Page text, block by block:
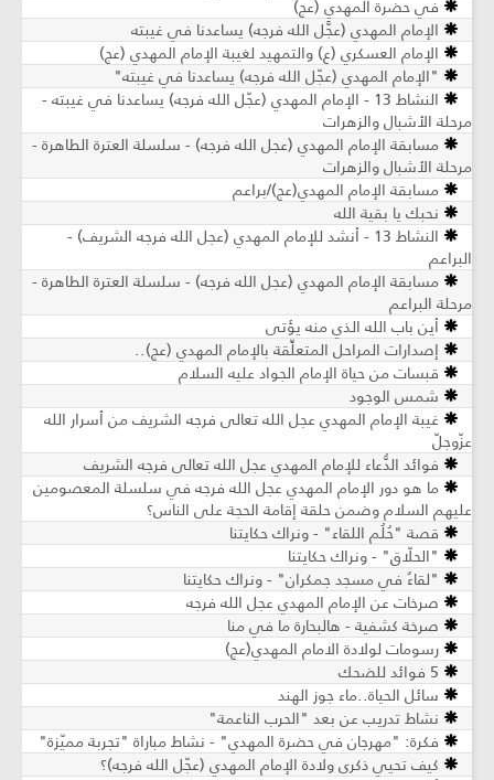
في حضرة المهدي (عج)
الإمام المهدي (عجَّل الله فرجه) يساعدنا في غيبته
الإمام العسكري (ع) والتمهيد لغيبة الإمام المهدي (عج)
"الإمام المهدي (عجّل الله فرجه) يساعدنا في غيبته"
النشاط 13 - الإمام المهدي (عجّل الله فرجه) يساعدنا في غيبته -
مرحلة الأشبال والزهرات
مسابقة الإمام المهدي (عجل الله فرجه) - سلسلة العترة الطاهرة -
مرحلة الأشبال والزهرات
مسابقة الإمام المهدي(عج)/براعم
نحبك يا بقية الله
النشاط 13 - أنشد للإمام المهدي (عجل الله فرجه الشريف) -
البراعم
مسابقة الإمام المهدي (عجل الله فرجه) - سلسلة العترة الطاهرة -
مرحلة البراعم
أين باب الله الذي منه يؤتى
إصدارات المراحل المتعلِّقة بالإمام المهدي (عج)..
قبسات من حياة الإمام الجواد عليه السلام
شمس الوجود
غيبة الإمام المهدي عجل الله تعالى فرجه الشريف من أسرار الله
عزّوجلّ
فوائد الدُّعاء للإمام المهدي عجل الله تعالى فرجه الشريف
ما هو دور الإمام المهدي عجل الله فرجه في سلسلة المعصومين
عليهم السلام وضمن حلقة إقامة الحجة على الناس؟
قصة "حُلُم اللقاء" - ونراك حكايتنا
"الحلّاق" - ونراك حكايتنا
"لقاءٌ في مسجد جمكران" - ونراك حكايتنا
صرخات عن الإمام المهدي عجل الله فرجه
صرخة كشفية - هالبحارة ما في منا
رسومات لولادة الامام المهدي(عج)
5 فوائد للضحك
سائل الحياة..ماء جوز الهند
نشاط تدريب عن بعد "الحرب الناعمة"
فكرة: "مهرجان في حضرة المهدي" - نشاط مباراة "تجربة مميّزة"
كيف تحيي ذكرى ولادة الإمام المهدي (عجّل الله فرجه)؟